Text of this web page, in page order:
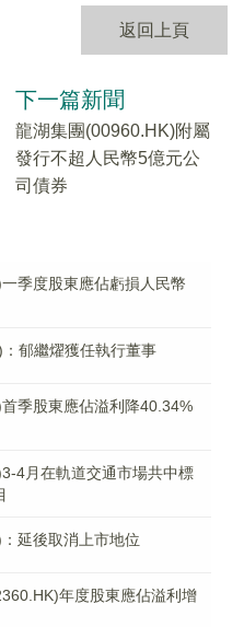
返回上頁
下一篇新聞
龍湖集團(00960.HK)附屬
發行不超人民幣5億元公
司債券
季度股東應佔虧損人民幣
郁繼燿獲任執行董事
季股東應佔溢利降40.34%
4月在軌道交通市場共中標
延後取消上市地位
年度股東應佔溢利增